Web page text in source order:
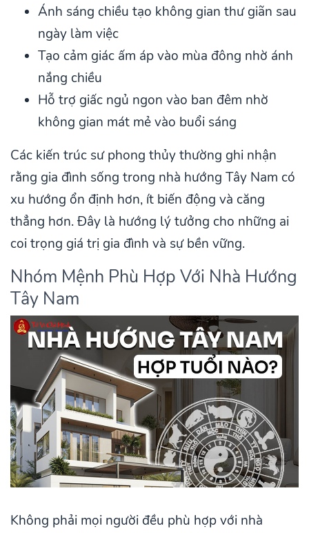
Ánh sáng chiều tạo không gian thư giãn sau
ngày làm việc
Tạo cảm giác ấm áp vào mùa đông nhờ ánh
nắng chiều
Hỗ trợ giấc ngủ ngon vào ban đêm nhờ
không gian mát mẻ vào buổi sáng
Các kiến trúc sư phong thủy thường ghi nhận
rằng gia đình sống trong nhà hướng Tây Nam có
xu hướng ổn định hơn, ít biến động và căng
thẳng hơn. Đây là hướng lý tưởng cho những ai
coi trọng giá trị gia đình và sự bền vững.
Nhóm Mệnh Phù Hợp Với Nhà Hướng
Tây Nam
Không phải mọi người đều phù hợp với nhà